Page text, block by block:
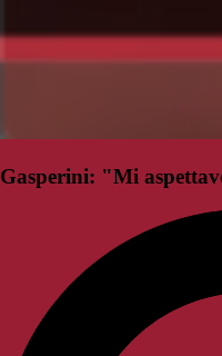
Gasperini: "Mi